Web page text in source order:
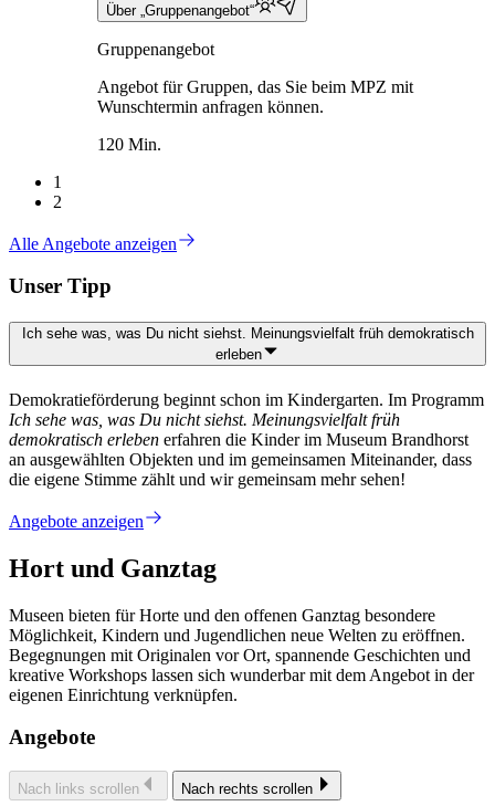
Über „Gruppenangebot“
Gruppenangebot
Angebot für Gruppen, das Sie beim MPZ mit
Wunschtermin anfragen können.
120 Min.
1
2
Alle Angebote anzeigen
Unser Tipp
Ich sehe was, was Du nicht siehst. Meinungsvielfalt früh demokratisch
erleben
Demokratieförderung beginnt schon im Kindergarten. Im Programm
Ich sehe was, was Du nicht siehst. Meinungsvielfalt früh
demokratisch erleben erfahren die Kinder im Museum Brandhorst
an ausgewählten Objekten und im gemeinsamen Miteinander, dass
die eigene Stimme zählt und wir gemeinsam mehr sehen!
Angebote anzeigen
Hort und Ganztag
Museen bieten für Horte und den offenen Ganztag besondere
Möglichkeit, Kindern und Jugendlichen neue Welten zu eröffnen.
Begegnungen mit Originalen vor Ort, spannende Geschichten und
kreative Workshops lassen sich wunderbar mit dem Angebot in der
eigenen Einrichtung verknüpfen.
Angebote
Nach links scrollen Nach rechts scrollen